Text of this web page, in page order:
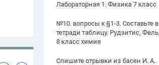
Лабораторная 1. Физика 7 класс
№10. вопросы к §1-3. Составьте в
тетради таблицу. Рудзитис,
8 класс химия
Спишите отрывки из басен И. А.